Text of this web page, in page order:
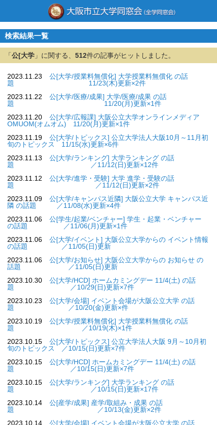
検索結果一覧
「 公[大学 」に関する、 512件の記事がヒットしました。
2023.11.23
公[大学/授業料無償化] 大学授業料無償化 の話
題 11/23(木)更新×2件
2023.11.22
公[大学/医療/成果] 大学/医療/成果 の話
題 11/20(月)更新×1件
2023.11.20
公[大学/広報課] 大阪公立大学オンラインメディア
OMUOM(オムオム) 11/20(月)更新×1件
2023.11.19
公[大学/トピックス] 公立大学法人大阪10月～11月初
旬のトピックス 11/15(水)更新×6件
2023.11.13
公[大学/ランキング] 大学ランキング の話
題 ／11/12(日)更新×12件
2023.11.12
公[大学/進学・受験] 大学 進学・受験の話
題 ／11/12(日)更新×2件
2023.11.09
公[大学/キャンパス近隣] 大阪公立大学 キャンパス近
隣 の話題 ／11/08(水)更新×4件
2023.11.06
公[学生/起業/ベンチャー] 学生・起業・ベンチャー
の話題 ／11/06(月)更新×1件
2023.11.06
公[大学/イベント] 大阪公立大学からの イベント情報
の話題 ／11/05(日)更新
2023.11.06
公[大学/お知らせ] 大阪公立大学からの お知らせ の
話題 ／11/05(日)更新
2023.10.30
公[大学/HCD] ホームカミングデー 11/4(土) の話
題 ／10/29(日)更新×7件
2023.10.23
公[大学/会場] イベント会場が大阪公立大学 の話
題 ／10/20(金)更新×件
2023.10.19
公[大学/授業料無償化] 大学授業料無償化 の話
題 ／10/19(木)×1件
2023.10.15
公[大学/トピックス] 公立大学法人大阪 9月～10月初
旬のトピックス ／10/15(日)更新×7件
2023.10.15
公[大学/HCD] ホームカミングデー 11/4(土) の話
題 ／10/15(日)更新×7件
2023.10.15
公[大学/ランキング] 大学ランキング の話
題 ／10/15(日)更新×17件
2023.10.14
公[産学/成果] 産学/取組み・成果 の話
題 ／10/13(金)更新×2件
2023.10.14
公[大学/会場] イベント会場が大阪公立大学 の話